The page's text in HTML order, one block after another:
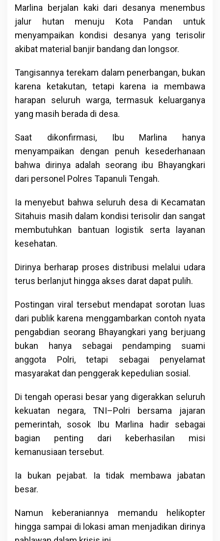
Marlina berjalan kaki dari desanya menembus
jalur hutan menuju Kota Pandan untuk
menyampaikan kondisi desanya yang terisolir
akibat material banjir bandang dan longsor.
Tangisannya terekam dalam penerbangan, bukan
karena ketakutan, tetapi karena ia membawa
harapan seluruh warga, termasuk keluarganya
yang masih berada di desa.
Saat dikonfirmasi, Ibu Marlina hanya
menyampaikan dengan penuh kesederhanaan
bahwa dirinya adalah seorang ibu Bhayangkari
dari personel Polres Tapanuli Tengah.
Ia menyebut bahwa seluruh desa di Kecamatan
Sitahuis masih dalam kondisi terisolir dan sangat
membutuhkan bantuan logistik serta layanan
kesehatan.
Dirinya berharap proses distribusi melalui udara
terus berlanjut hingga akses darat dapat pulih.
Postingan viral tersebut mendapat sorotan luas
dari publik karena menggambarkan contoh nyata
pengabdian seorang Bhayangkari yang berjuang
bukan hanya sebagai pendamping suami
anggota Polri, tetapi sebagai penyelamat
masyarakat dan penggerak kepedulian sosial.
Di tengah operasi besar yang digerakkan seluruh
kekuatan negara, TNI–Polri bersama jajaran
pemerintah, sosok Ibu Marlina hadir sebagai
bagian penting dari keberhasilan misi
kemanusiaan tersebut.
Ia bukan pejabat. Ia tidak membawa jabatan
besar.
Namun keberaniannya memandu helikopter
hingga sampai di lokasi aman menjadikan dirinya